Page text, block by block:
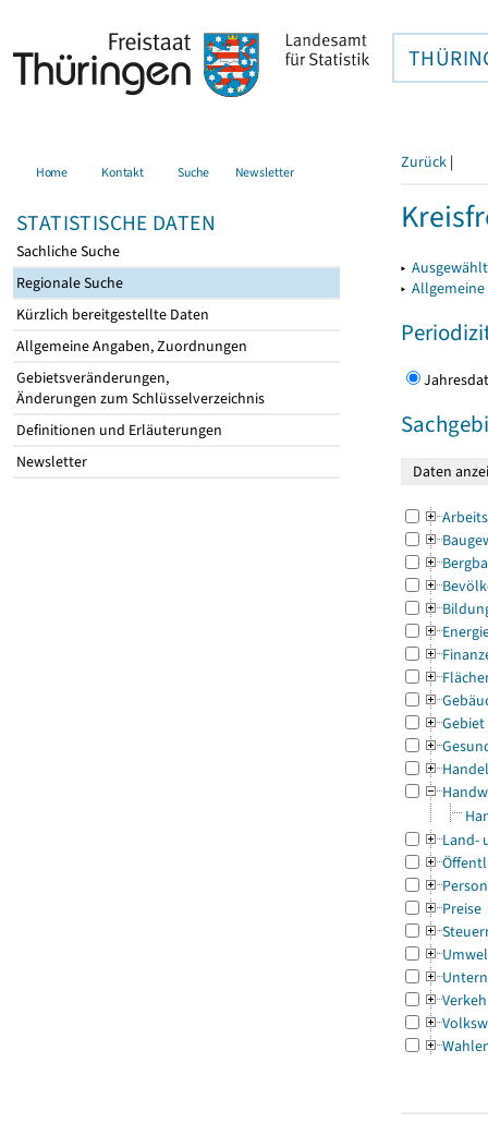
Home Kontakt Suche Newsletter
STATISTISCHE DATEN
Sachliche Suche
Regionale Suche
Kürzlich bereitgestellte Daten
Allgemeine Angaben, Zuordnungen
Gebietsveränderungen,
Änderungen zum Schlüsselverzeichnis
Definitionen und Erläuterungen
Newsletter
Zurück |
▸
▸
Gebiet
Land-
Preise